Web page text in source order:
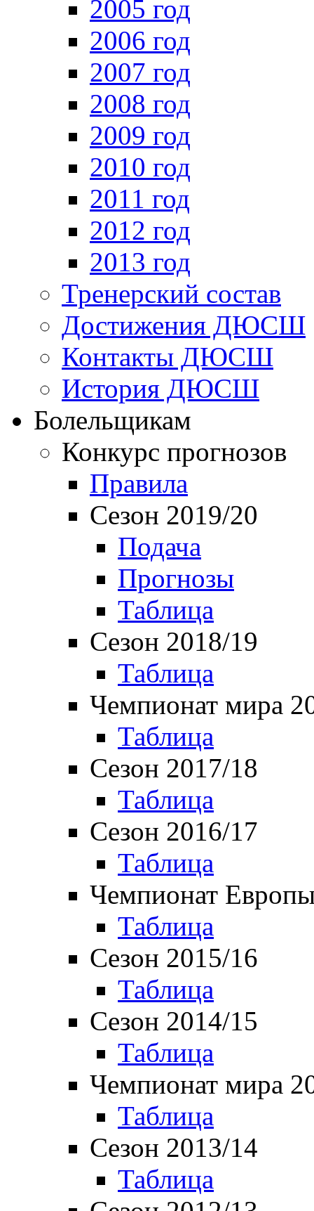
2005 год
2006 год
2007 год
2008 год
2009 год
2010 год
2011 год
2012 год
2013 год
Тренерский состав
Достижения ДЮСШ
Контакты ДЮСШ
История ДЮСШ
Болельщикам
Конкурс прогнозов
Правила
Сезон 2019/20
Подача
Прогнозы
Таблица
Сезон 2018/19
Таблица
Чемпионат мира
Таблица
Сезон 2017/18
Таблица
Сезон 2016/17
Таблица
Чемпионат
Таблица
Сезон 2015/16
Таблица
Сезон 2014/15
Таблица
Чемпионат мира
Таблица
Сезон 2013/14
Таблица